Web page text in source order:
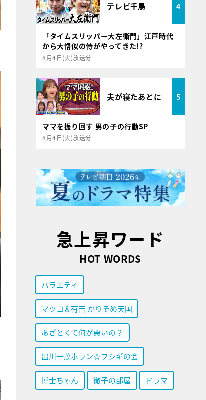
テレビ千鳥 4
「タイムスリッパー大左衛門」江戸時代
から大悟似の侍がやってきた!?
8月4日(火)放送分
夫が寝たあとに 5
ママを振り回す 男の子の行動SP
8月4日(火)放送分
急上昇ワード
HOT WORDS
バラエティ
マツコ＆有吉 かりそめ天国
あざとくて何が悪いの？
出川一茂ホラン☆フシギの会
博士ちゃん 徹子の部屋 ドラマ